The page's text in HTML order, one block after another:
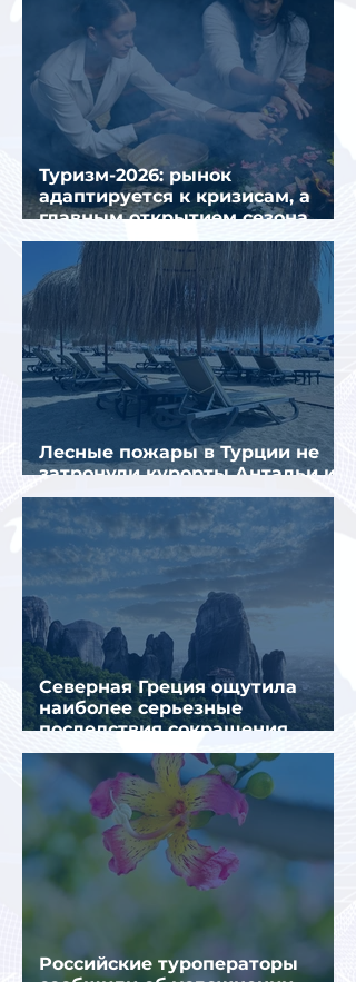
Туризм-2026: рынок
адаптируется к кризисам, а
главным открытием сезона
стал Вьетнам
Лесные пожары в Турции не
затронули курорты Антальи и
Муглы
Северная Греция ощутила
наиболее серьезные
последствия сокращения
турпотока из России
Российские туроператоры